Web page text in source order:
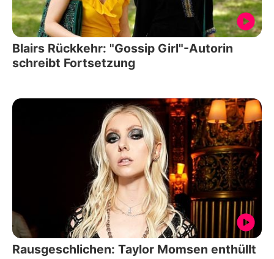
Blairs Rückkehr: "Gossip Girl"-Autorin
schreibt Fortsetzung
Rausgeschlichen: Taylor Momsen enthüllt